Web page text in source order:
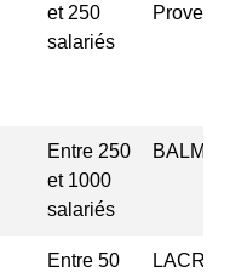
et 250
salariés
Provence
Entre 250
et 1000
salariés
BALMA
Entre 50
LACROIX